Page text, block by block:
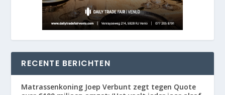
RECENTE BERICHTEN
Matrassenkoning Joep Verbunt zegt tegen Quote